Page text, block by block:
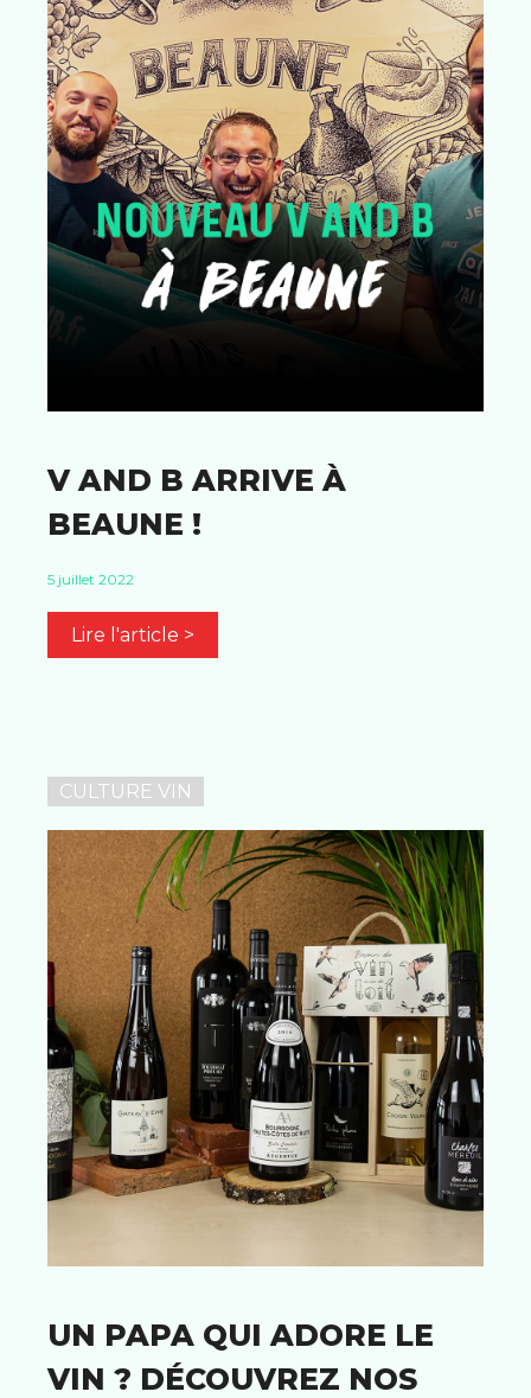
V AND B ARRIVE À
BEAUNE !
5 juillet 2022
Lire l'article >
CULTURE VIN
UN PAPA QUI ADORE LE
VIN ? DÉCOUVREZ NOS